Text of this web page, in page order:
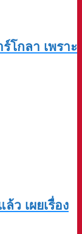
โกลา เพราะ
ว เผยเรื่อง